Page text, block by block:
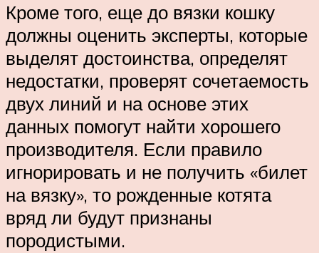
Кроме того, еще до вязки кошку
должны оценить эксперты, которые
выделят достоинства, определят
недостатки, проверят сочетаемость
двух линий и на основе этих
данных помогут найти хорошего
производителя. Если правило
игнорировать и не получить «билет
на вязку», то рожденные котята
вряд ли будут признаны
породистыми.